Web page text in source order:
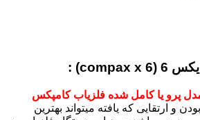
پرو یا کامل شده فلزیاب کامپکس
و ارتقایی که یافته میتواند بهترین